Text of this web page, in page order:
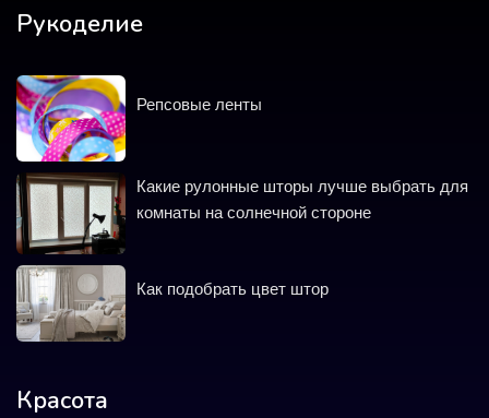
Рукоделие
Репсовые ленты
Какие рулонные шторы лучше выбрать для
комнаты на солнечной стороне
Как подобрать цвет штор
Красота